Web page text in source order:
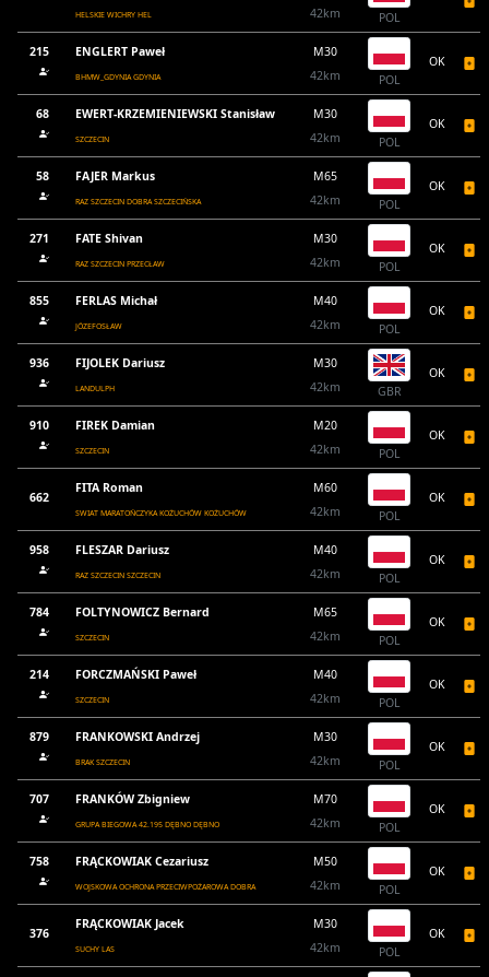
HELSKIE WICHRY HEL
42km
POL
215 ENGLERT Paweł
BHMW_GDYNIA GDYNIA
M30
42km
POL
OK
68 EWERT-KRZEMIENIEWSKI Stanisław
SZCZECIN
M30
42km
POL
OK
58 FAJER Markus
RAZ SZCZECIN DOBRA SZCZECIŃSKA
M65
42km
POL
OK
271 FATE Shivan
RAZ SZCZECIN PRZECŁAW
M30
42km
POL
OK
855 FERLAS Michał
JÓZEFOSŁAW
M40
42km
POL
OK
936 FIJOLEK Dariusz
LANDULPH
M30
42km
GBR
OK
910 FIREK Damian
SZCZECIN
M20
42km
POL
OK
662
FITA Roman
SWIAT MARATOŃCZYKA KOŻUCHÓW KOŻUCHÓW
M60
42km
POL
OK
958 FLESZAR Dariusz
RAZ SZCZECIN SZCZECIN
M40
42km
POL
OK
784 FOLTYNOWICZ Bernard
SZCZECIN
M65
42km
POL
OK
214 FORCZMAŃSKI Paweł
SZCZECIN
M40
42km
POL
OK
879 FRANKOWSKI Andrzej
BRAK SZCZECIN
M30
42km
POL
OK
707 FRANKÓW Zbigniew
GRUPA BIEGOWA 42.195 DĘBNO DĘBNO
M70
42km
POL
OK
758 FRĄCKOWIAK Cezariusz
WOJSKOWA OCHRONA PRZECIWPOŻAROWA DOBRA
M50
42km
POL
OK
376
FRĄCKOWIAK Jacek
SUCHY LAS
M30
42km
POL
OK